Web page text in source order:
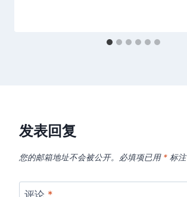
发表回复
您的邮箱地址不会被公开。 必填项已用 * 标注